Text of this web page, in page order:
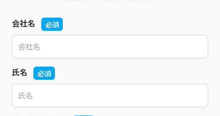
会社名 必須
氏名 必須